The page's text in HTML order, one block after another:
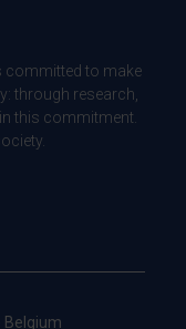
committed to make
through research,
this commitment.
Belgium